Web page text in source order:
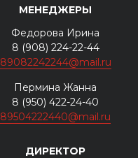
МЕНЕДЖЕРЫ
Федорова Ирина
8 (908) 224-22-44
89082242244@mail.ru
Пермина Жанна
8 (950) 422-24-40
89504222440@mail.ru
ДИРЕКТОР